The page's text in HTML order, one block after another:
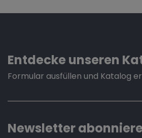
Entdecke unseren
Formular ausfüllen und Katalog
Newsletter